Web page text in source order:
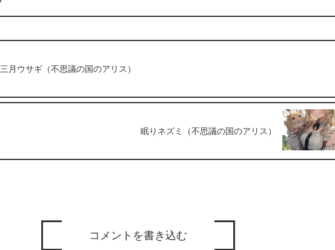
三月ウサギ（不思議の国のアリス）
眠りネズミ（不思議の国のアリス）
コメントを書き込む